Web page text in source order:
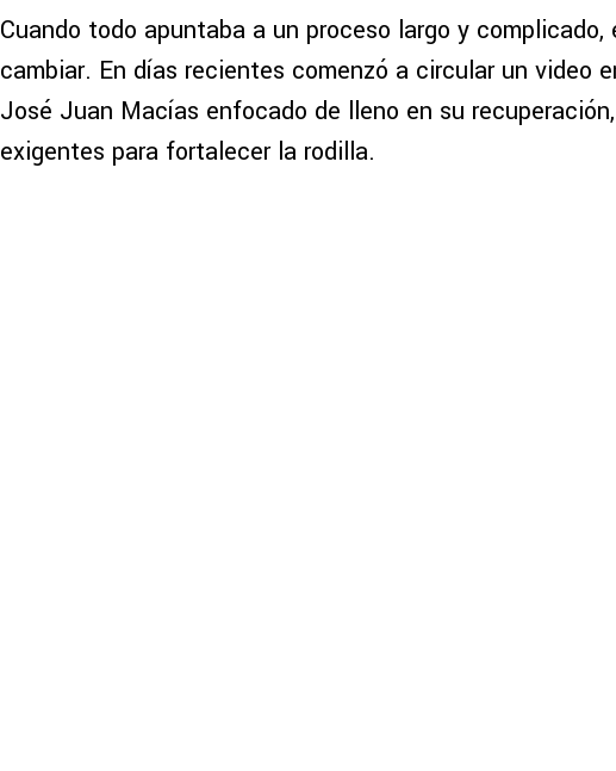
Cuando todo apuntaba a un proceso largo y complicado,
cambiar. En días recientes comenzó a circular un video
José Juan Macías enfocado de lleno en su
exigentes para fortalecer la rodilla.